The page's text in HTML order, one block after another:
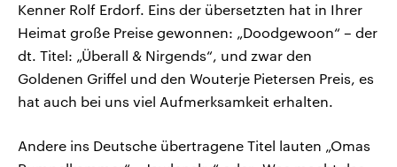
Kenner Rolf Erdorf. Eins der übersetzten hat in Ihrer
Heimat große Preise gewonnen: „Doodgewoon“ – der
dt. Titel: „Überall & Nirgends“, und zwar den
Goldenen Griffel und den Wouterje Pietersen Preis, es
hat auch bei uns viel Aufmerksamkeit erhalten.
Andere ins Deutsche übertragene Titel lauten „Omas